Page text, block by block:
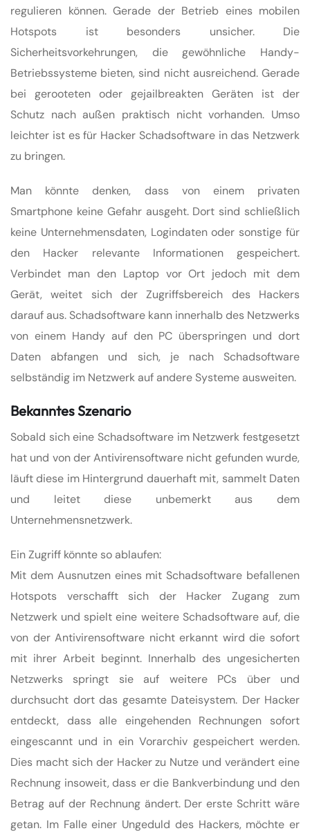
regulieren können. Gerade der Betrieb eines mobilen
Hotspots ist besonders unsicher. Die
Sicherheitsvorkehrungen, die gewöhnliche Handy-
Betriebssysteme bieten, sind nicht ausreichend. Gerade
bei gerooteten oder gejailbreakten Geräten ist der
Schutz nach außen praktisch nicht vorhanden. Umso
leichter ist es für Hacker Schadsoftware in das Netzwerk
zu bringen.
Man könnte denken, dass von einem privaten
Smartphone keine Gefahr ausgeht. Dort sind schließlich
keine Unternehmensdaten, Logindaten oder sonstige für
den Hacker relevante Informationen gespeichert.
Verbindet man den Laptop vor Ort jedoch mit dem
Gerät, weitet sich der Zugriffsbereich des Hackers
darauf aus. Schadsoftware kann innerhalb des Netzwerks
von einem Handy auf den PC überspringen und dort
Daten abfangen und sich, je nach Schadsoftware
selbständig im Netzwerk auf andere Systeme ausweiten.
Bekanntes Szenario
Sobald sich eine Schadsoftware im Netzwerk festgesetzt
hat und von der Antivirensoftware nicht gefunden wurde,
läuft diese im Hintergrund dauerhaft mit, sammelt Daten
und leitet diese unbemerkt aus dem
Unternehmensnetzwerk.
Ein Zugriff könnte so ablaufen:
Mit dem Ausnutzen eines mit Schadsoftware befallenen
Hotspots verschafft sich der Hacker Zugang zum
Netzwerk und spielt eine weitere Schadsoftware auf, die
von der Antivirensoftware nicht erkannt wird die sofort
mit ihrer Arbeit beginnt. Innerhalb des ungesicherten
Netzwerks springt sie auf weitere PCs über und
durchsucht dort das gesamte Dateisystem. Der Hacker
entdeckt, dass alle eingehenden Rechnungen sofort
eingescannt und in ein Vorarchiv gespeichert werden.
Dies macht sich der Hacker zu Nutze und verändert eine
Rechnung insoweit, dass er die Bankverbindung und den
Betrag auf der Rechnung ändert. Der erste Schritt wäre
getan. Im Falle einer Ungeduld des Hackers, möchte er